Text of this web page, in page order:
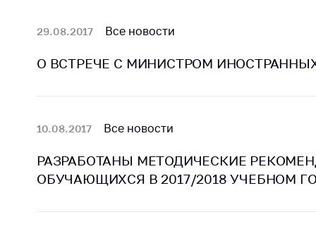
Регулирование и
рекламной
Международное
сотрудничество
по
29.08.2017 Все новости
О ВСТРЕЧЕ С МИНИСТРОМ
10.08.2017 Все новости
РАЗРАБОТАНЫ МЕТОДИЧЕСКИЕ
ОБУЧАЮЩИХСЯ В 2017/2018 УЧЕБНОМ